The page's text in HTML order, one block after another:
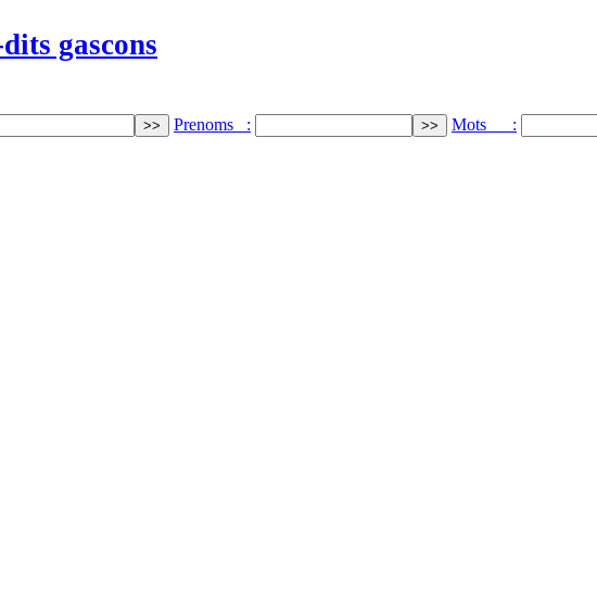
gascons
Prenoms : Mots :